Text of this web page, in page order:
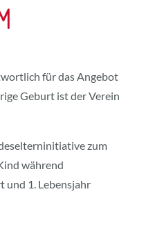
für das Angebot
Geburt ist der Verein
zum
während
und 1. Lebensjahr